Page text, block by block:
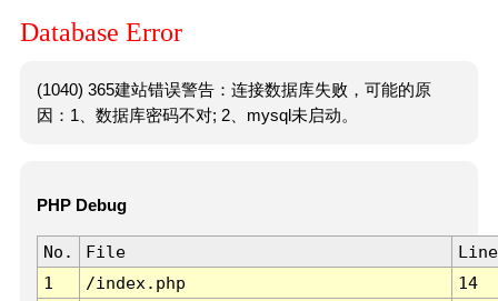
Database Error
(1040) 365建站错误警告：连接数据库失败，可能的原
因：1、数据库密码不对; 2、mysql未启动。
PHP Debug
No. File
Line
1
/index.php 14